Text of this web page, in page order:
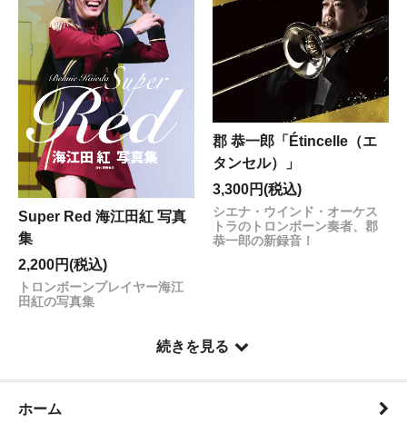
【5月13日(火)～18日(日)発送業務お休みのお知らせ】
いつもSuper Red Shopをご利用いただきありがとうご
ざいます。
誠に勝手ながら、5月13日(火)～18日(日)は発送業務をお
休みさせていただきます。 この期間にいただきましたご
注文に関しましては、5月19日(月)以降に順次ご対応させ
ていただきます。
ご迷惑をお掛けしますが、ご了承くださいますようお願
い申し上げます。
------------------------------------------------------------
2024.10.28
郡 恭一郎「T-BONE CONCERTO（ティーボーン コンチ
ェルト））」
販売開始致しました。
------------------------------------------------------------
2024.9.25
2024年10月1日より実施される郵便料金の価格改定に伴
い、弊ショップにおきましても下記の通り送料の改定を
送料改定日時：2024年9月30日15時以降のご注文(ご入金
Super Red 海江田紅 写真
集
2,200円(税込)
トロンボーンプレイヤー海江
田紅の写真集
郡 恭一郎「Étincelle（エ
タンセル）」
3,300円(税込)
シエナ・ウインド・オーケス
トラのトロンボーン奏者、郡
恭一郎の新録音！
続きを見る
ホーム